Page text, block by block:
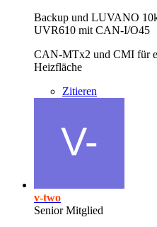
Backup und LUVANO
UVR610 mit CAN-I/O45
CAN-MTx2 und CMI für
Heizfläche
Zitieren
v-two
Senior Mitglied